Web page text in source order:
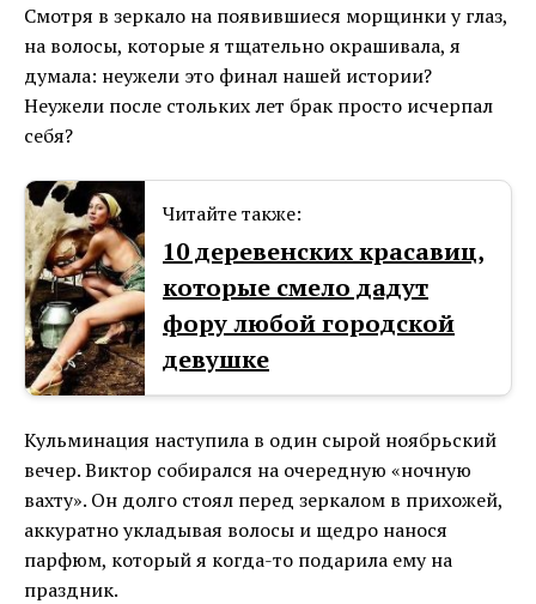
Смотря в зеркало на появившиеся морщинки у глаз,
на волосы, которые я тщательно окрашивала, я
думала: неужели это финал нашей истории?
Неужели после стольких лет брак просто исчерпал
себя?
Читайте также:
10 деревенских красавиц,
которые смело дадут
фору любой городской
девушке
Кульминация наступила в один сырой ноябрьский
вечер. Виктор собирался на очередную «ночную
вахту». Он долго стоял перед зеркалом в прихожей,
аккуратно укладывая волосы и щедро нанося
парфюм, который я когда-то подарила ему на
праздник.